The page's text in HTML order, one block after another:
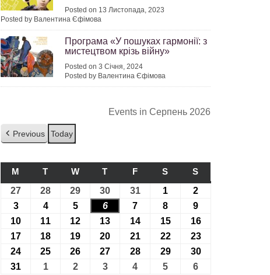
Posted on 13 Листопада, 2023
Posted by Валентина Єфімова
Програма «У пошуках гармонії: з
мистецтвом крізь війну»
Posted on 3 Січня, 2024
Posted by Валентина Єфімова
Events in Серпень 2026
Previous Today
M ПОНЕДІЛОК
T ВІВТОРОК
WСЕРЕДА
T ЧЕТВЕР
FП’ЯТНИЦЯ
S СУБОТА
S
27 27.07.2026
28 28.07.2026
29 29.07.2026
30 30.07.2026
3131.07.2026
1 01.08.2026
2
303.08.2026
404.08.2026
505.08.2026
606.08.2026
7 07.08.2026
8 08.08.2026
9
10 10.08.2026
11 11.08.2026
12 12.08.2026
13 13.08.2026
1414.08.2026
1515.08.2026
1616.08.2026
17 17.08.2026
18 18.08.2026
19 19.08.2026
20 20.08.2026
2121.08.2026
2222.08.2026
2323.08.2026
24 24.08.2026
25 25.08.2026
26 26.08.2026
27 27.08.2026
2828.08.2026
2929.08.2026
3030.08.2026
31 31.08.2026
101.09.2026
202.09.2026
303.09.2026
4 04.09.2026
5 05.09.2026
6